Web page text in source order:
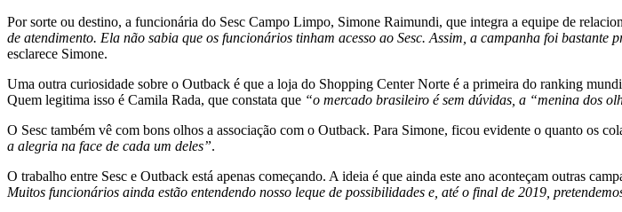
Por sorte ou destino, a funcionária do Sesc Campo Limpo, Simone Raimundi, que integra a equipe de
de atendimento. Ela não sabia que os funcionários tinham acesso ao Sesc. Assim, a campanha foi
esclarece Simone.
Uma outra curiosidade sobre o Outback é que a loja do Shopping Center Norte é a primeira do ranking
Quem legitima isso é Camila Rada, que constata que “o mercado brasileiro é sem dúvidas, a “menina dos
O Sesc também vê com bons olhos a associação com o Outback. Para Simone, ficou evidente o quanto os
a alegria na face de cada um deles”.
O trabalho entre Sesc e Outback está apenas começando. A ideia é que ainda este ano aconteçam outras
Muitos funcionários ainda estão entendendo nosso leque de possibilidades e, até o final de 2019,